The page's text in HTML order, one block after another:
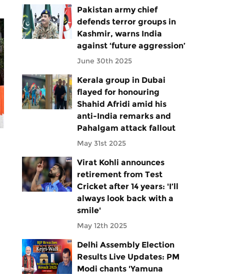
Pakistan army chief
defends terror groups in
Kashmir, warns India
against ‘future aggression’
June 30th 2025
Kerala group in Dubai
flayed for honouring
Shahid Afridi amid his
anti-India remarks and
Pahalgam attack fallout
May 31st 2025
Virat Kohli announces
retirement from Test
Cricket after 14 years: 'I’ll
always look back with a
smile'
May 12th 2025
Delhi Assembly Election
Results Live Updates: PM
Modi chants 'Yamuna